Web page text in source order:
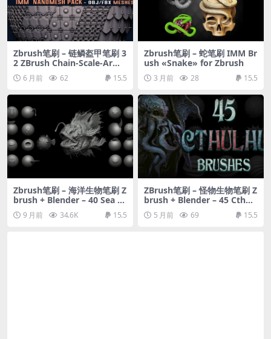
Zbrush笔刷 – 链鳞盔甲笔刷 3
2 ZBrush Chain-Scale-Armo
r IMM NanoMesh Pack-Vol
01 6 月前 62 15.5
Zbrush笔刷 – 蛇笔刷 IMM Br
ush «Snake» for Zbrush
3 月前 28 15.5
Zbrush笔刷 – 海洋生物笔刷 Z
brush + Blender – 40 Sea Cr
eatures VDM Brush
9 月前 34.6K 15.5
ZBrush笔刷 – 怪物生物笔刷 Z
brush + Blender – 45 Cthul
hu Creature Brushes
5 月前 69 15.5